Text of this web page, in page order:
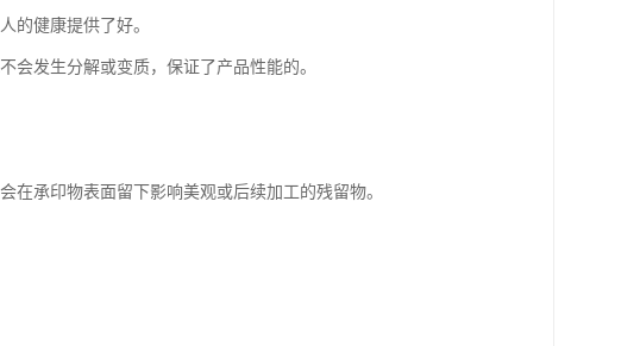
的健康提供了好。
会发生分解或变质，保证了产品性能的。
承印物表面留下影响美观或后续加工的残留物。